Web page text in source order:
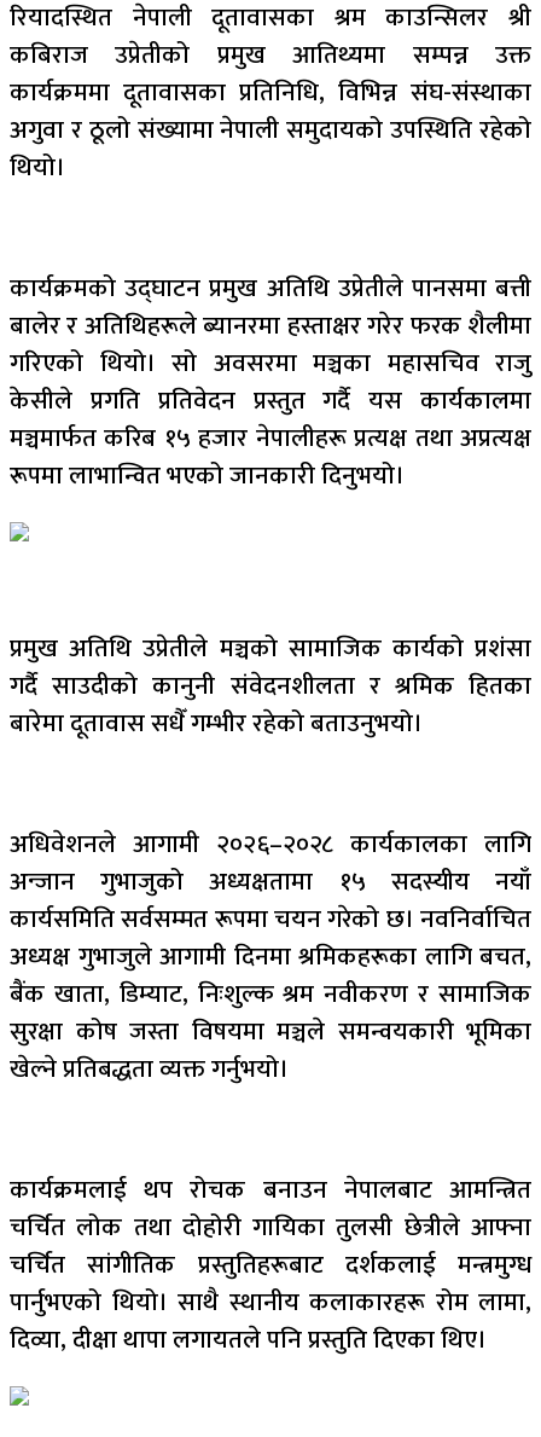
रियादस्थित नेपाली दूतावासका श्रम काउन्सिलर श्री
कबिराज उप्रेतीको प्रमुख आतिथ्यमा सम्पन्न उक्त
कार्यक्रममा दूतावासका प्रतिनिधि, विभिन्न संघ-संस्थाका
अगुवा र ठूलो संख्यामा नेपाली समुदायको उपस्थिति रहेको
थियो।
कार्यक्रमको उद्घाटन प्रमुख अतिथि उप्रेतीले पानसमा बत्ती
बालेर र अतिथिहरूले ब्यानरमा हस्ताक्षर गरेर फरक शैलीमा
गरिएको थियो। सो अवसरमा मञ्चका महासचिव राजु
केसीले प्रगति प्रतिवेदन प्रस्तुत गर्दै यस कार्यकालमा
मञ्चमार्फत करिब १५ हजार नेपालीहरू प्रत्यक्ष तथा अप्रत्यक्ष
रूपमा लाभान्वित भएको जानकारी दिनुभयो।
प्रमुख अतिथि उप्रेतीले मञ्चको सामाजिक कार्यको प्रशंसा
गर्दै साउदीको कानुनी संवेदनशीलता र श्रमिक हितका
बारेमा दूतावास सधैँ गम्भीर रहेको बताउनुभयो।
अधिवेशनले आगामी २०२६–२०२८ कार्यकालका लागि
अन्जान गुभाजुको अध्यक्षतामा १५ सदस्यीय नयाँ
कार्यसमिति सर्वसम्मत रूपमा चयन गरेको छ। नवनिर्वाचित
अध्यक्ष गुभाजुले आगामी दिनमा श्रमिकहरूका लागि बचत,
बैंक खाता, डिम्याट, निःशुल्क श्रम नवीकरण र सामाजिक
सुरक्षा कोष जस्ता विषयमा मञ्चले समन्वयकारी भूमिका
खेल्ने प्रतिबद्धता व्यक्त गर्नुभयो।
कार्यक्रमलाई थप रोचक बनाउन नेपालबाट आमन्त्रित
चर्चित लोक तथा दोहोरी गायिका तुलसी छेत्रीले आफ्ना
चर्चित सांगीतिक प्रस्तुतिहरूबाट दर्शकलाई मन्त्रमुग्ध
पार्नुभएको थियो। साथै स्थानीय कलाकारहरू रोम लामा,
दिव्या, दीक्षा थापा लगायतले पनि प्रस्तुति दिएका थिए।